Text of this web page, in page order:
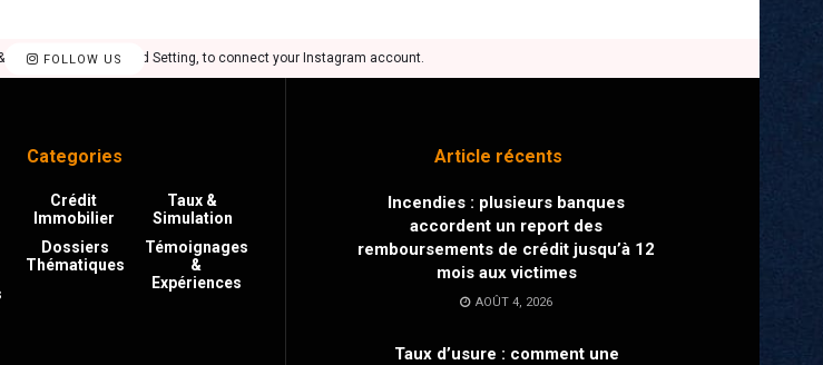
FOLLOW US
View > Instagram Feed Setting, to connect your Instagram account.
Categories
Crédit
Immobilier
Dossiers
Thématiques
Taux &
Simulation
Témoignages
&
Expériences
Article récents
Incendies : plusieurs banques
accordent un report des
remboursements de crédit jusqu’à 12
mois aux victimes
AOÛT 4, 2026
Taux d’usure : comment une